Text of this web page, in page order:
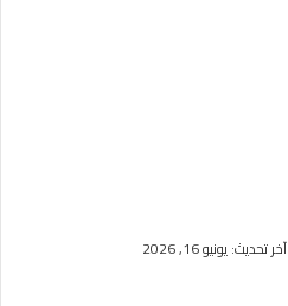
آخر تحديث: يونيو 16, 2026